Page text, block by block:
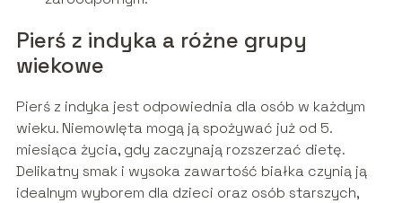
Pierś z indyka a różne grupy
wiekowe
Pierś z indyka jest odpowiednia dla osób w każdym
wieku. Niemowlęta mogą ją spożywać już od 5.
miesiąca życia, gdy zaczynają rozszerzać dietę.
Delikatny smak i wysoka zawartość białka czynią ją
idealnym wyborem dla dzieci oraz osób starszych,